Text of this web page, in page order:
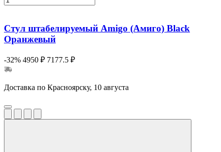
Стул штабелируемый Amigo (Амиго) Black
Оранжевый
-32% 4950 ₽ 7177.5 ₽
Доставка по Красноярску, 10 августа